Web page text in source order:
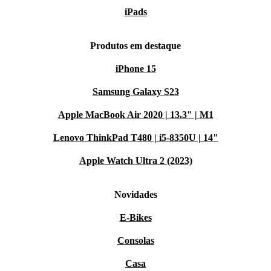
iPads
Produtos em destaque
iPhone 15
Samsung Galaxy S23
Apple MacBook Air 2020 | 13.3" | M1
Lenovo ThinkPad T480 | i5-8350U | 14"
Apple Watch Ultra 2 (2023)
Novidades
E-Bikes
Consolas
Casa